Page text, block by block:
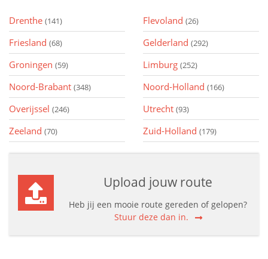
Drenthe (141) Flevoland (26)
Friesland (68) Gelderland (292)
Groningen (59) Limburg (252)
Noord-Brabant (348) Noord-Holland (166)
Overijssel (246) Utrecht (93)
Zeeland (70) Zuid-Holland (179)
Upload jouw route
Heb jij een mooie route gereden of gelopen?
Stuur deze dan in.